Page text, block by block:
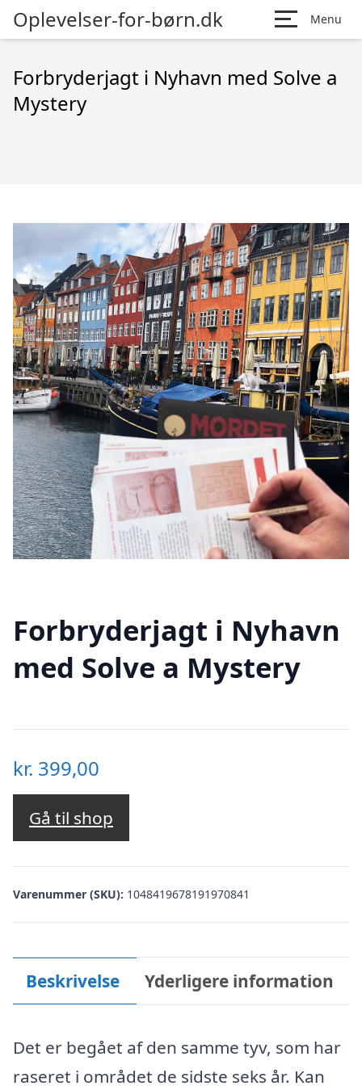
Oplevelser-for-børn.dk Menu
Forbryderjagt i Nyhavn med Solve a
Mystery
Forbryderjagt i Nyhavn
med Solve a Mystery
kr. 399,00
Gå til shop
Varenummer (SKU): 1048419678191970841
Beskrivelse Yderligere information
Det er begået af den samme tyv, som har
raseret i området de sidste seks år. Kan